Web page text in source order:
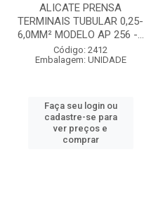
ALICATE PRENSA
TERMINAIS TUBULAR 0,25-
6,0MM² MODELO AP 256 -...
Código: 2412
Embalagem: UNIDADE
Faça seu login ou
cadastre-se para
ver preços e
comprar